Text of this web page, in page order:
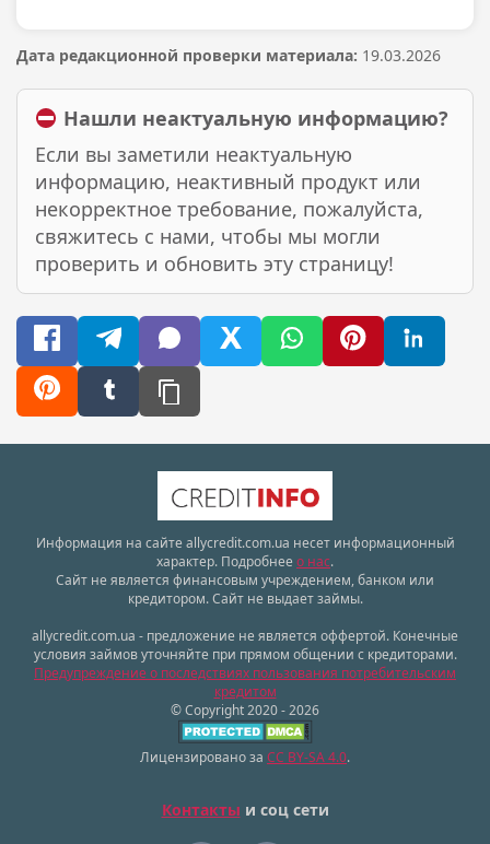
Дата редакционной проверки материала: 19.03.2026
Нашли неактуальную информацию?
Если вы заметили неактуальную
информацию, неактивный продукт или
некорректное требование, пожалуйста,
свяжитесь с нами, чтобы мы могли
проверить и обновить эту страницу!
Информация на сайте allycredit.com.ua несет информационный
характер. Подробнее о нас.
Сайт не является финансовым учреждением, банком или
кредитором. Сайт не выдает займы.
allycredit.com.ua - предложение не является оффертой. Конечные
условия займов уточняйте при прямом общении с кредиторами.
Предупреждение о последствиях пользования потребительским
кредитом
© Copyright 2020 - 2026
Лицензировано за CC BY-SA 4.0.
Контакты и соц сети